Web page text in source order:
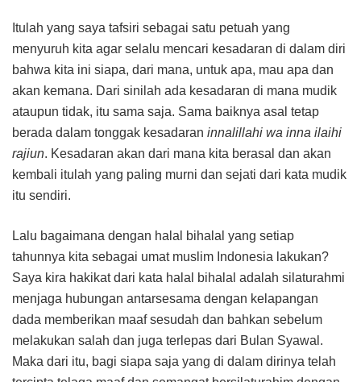
Itulah yang saya tafsiri sebagai satu petuah yang
menyuruh kita agar selalu mencari kesadaran di dalam diri
bahwa kita ini siapa, dari mana, untuk apa, mau apa dan
akan kemana. Dari sinilah ada kesadaran di mana mudik
ataupun tidak, itu sama saja. Sama baiknya asal tetap
berada dalam tonggak kesadaran innalillahi wa inna ilaihi
rajiun. Kesadaran akan dari mana kita berasal dan akan
kembali itulah yang paling murni dan sejati dari kata mudik
itu sendiri.
Lalu bagaimana dengan halal bihalal yang setiap
tahunnya kita sebagai umat muslim Indonesia lakukan?
Saya kira hakikat dari kata halal bihalal adalah silaturahmi
menjaga hubungan antarsesama dengan kelapangan
dada memberikan maaf sesudah dan bahkan sebelum
melakukan salah dan juga terlepas dari Bulan Syawal.
Maka dari itu, bagi siapa saja yang di dalam dirinya telah